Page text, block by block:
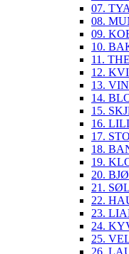
07.
08.
09.
10.
11.
12.
13.
14.
15.
16.
17.
18.
19.
20.
21.
22.
23.
24.
25.
26.